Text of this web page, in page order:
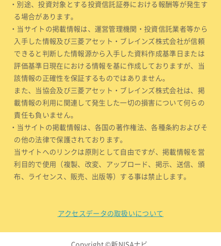
・別途、投資対象とする投資信託証券における報酬等が発生す
る場合があります。
・当サイトの掲載情報は、運営管理機関・投資信託業者等から
入手した情報及び三菱アセット・ブレインズ株式会社が信頼
できると判断した情報源から入手した資料作成基準日または
評価基準日現在における情報を基に作成しておりますが、当
該情報の正確性を保証するものではありません。
また、当協会及び三菱アセット・ブレインズ株式会社は、掲
載情報の利用に関連して発生した一切の損害について何らの
責任も負いません。
・当サイトの掲載情報は、各国の著作権法、各種条約およびそ
の他の法律で保護されております。
当サイトへのリンクは原則として自由ですが、掲載情報を営
利目的で使用（複製、改変、アップロード、掲示、送信、頒
布、ライセンス、販売、出版等）する事は禁止します。
アクセスデータの取扱いについて
Copyright ©新NISAナビ.